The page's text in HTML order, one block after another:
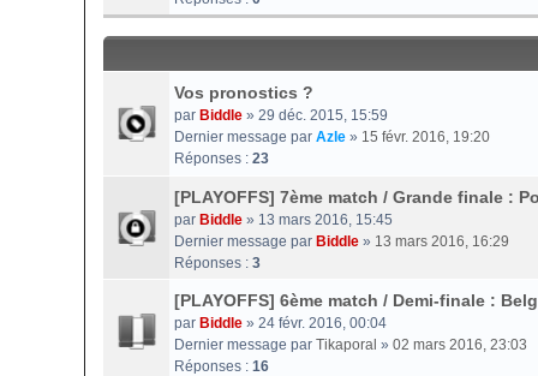
Vos pronostics ?
par Biddle » 29 déc. 2015, 15:59
Dernier message par Azle » 15 févr. 2016, 19:20
Réponses : 23
[PLAYOFFS] 7ème match / Grande finale :
par Biddle » 13 mars 2016, 15:45
Dernier message par Biddle » 13 mars 2016, 16:29
Réponses : 3
[PLAYOFFS] 6ème match / Demi-finale :
par Biddle » 24 févr. 2016, 00:04
Dernier message par Tikaporal » 02 mars 2016, 23:03
Réponses : 16